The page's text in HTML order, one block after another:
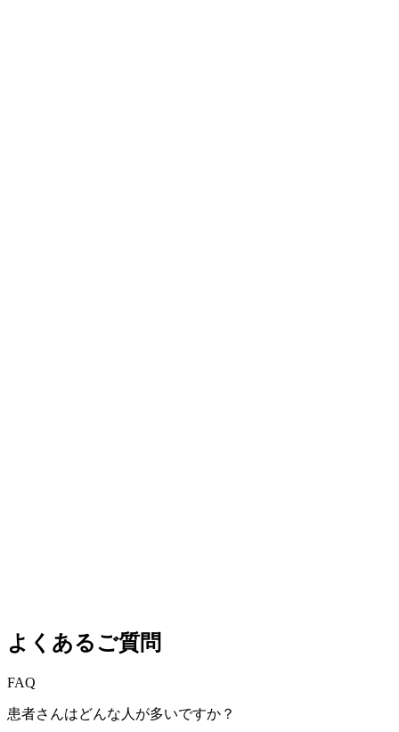
よくあるご質問
FAQ
患者さんはどんな人が多いですか？